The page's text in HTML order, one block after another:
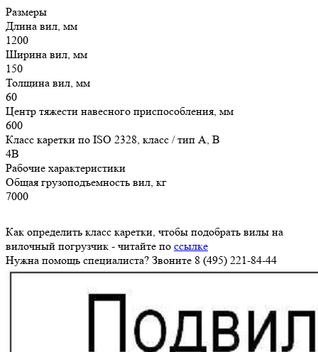
Размеры
Длина вил, мм
1200
Ширина вил, мм
150
Толщина вил, мм
60
Центр тяжести навесного приспособления, мм
600
Класс каретки по ISO 2328, класс / тип A, B
4B
Рабочие характеристики
Общая грузоподъемность вил, кг
7000
Как определить класс каретки, чтобы подобрать вилы на
вилочный погрузчик - читайте по ссылке
Нужна помощь специалиста? Звоните 8 (495) 221-84-44